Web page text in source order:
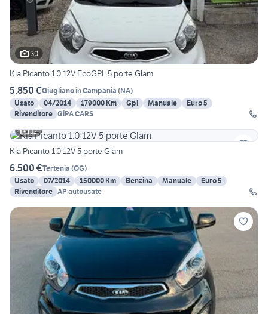
30
Kia Picanto 1.0 12V EcoGPL 5 porte Glam
5.850 €Giugliano in Campania (NA)
Usato
04/2014 179000 Km Gpl Manuale
Euro 5
Rivenditore GiPA CARS
12
Kia Picanto 1.0 12V 5 porte Glam
6.500 €Tertenia (OG)
Usato
07/2014 150000 Km Benzina Manuale
Euro 5
Rivenditore AP autousate